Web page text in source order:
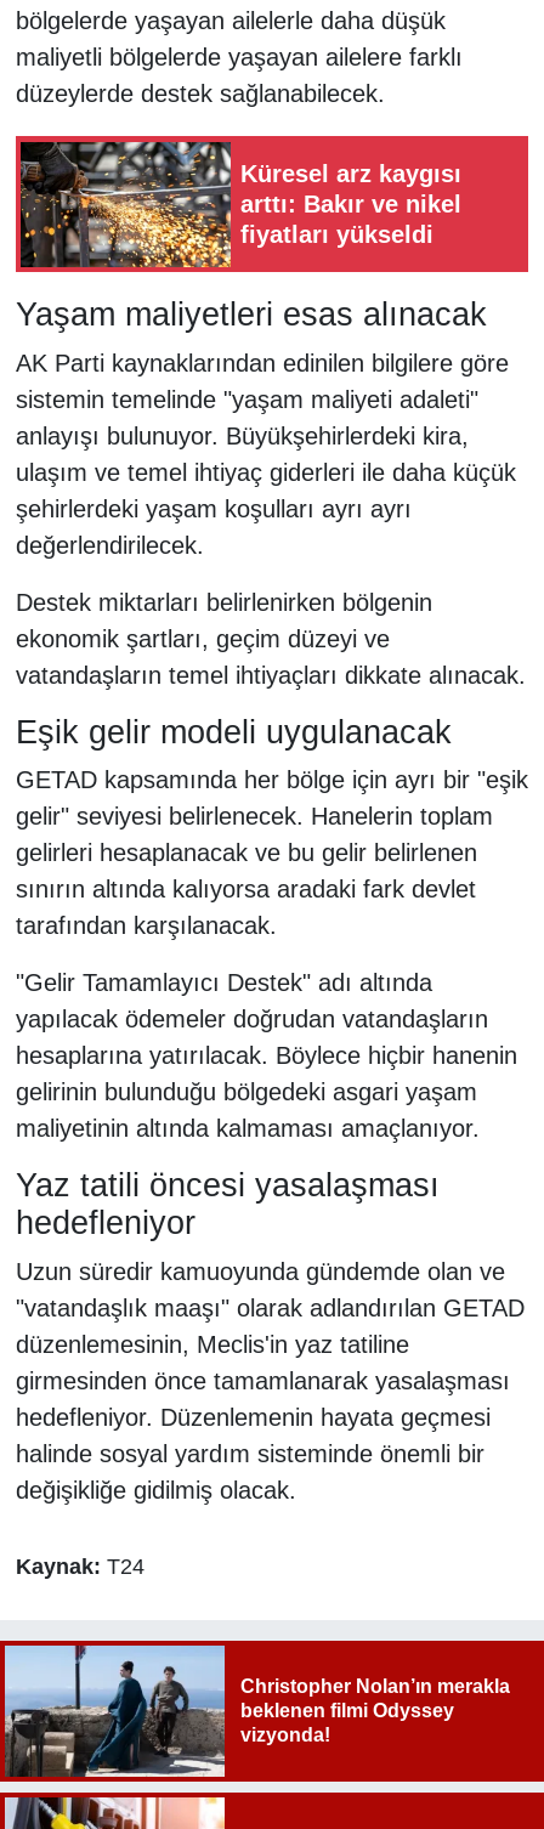
bölgelerde yaşayan ailelerle daha düşük
maliyetli bölgelerde yaşayan ailelere farklı
düzeylerde destek sağlanabilecek.
Küresel arz kaygısı
arttı: Bakır ve nikel
fiyatları yükseldi
Yaşam maliyetleri esas alınacak
AK Parti kaynaklarından edinilen bilgilere göre
sistemin temelinde "yaşam maliyeti adaleti"
anlayışı bulunuyor. Büyükşehirlerdeki kira,
ulaşım ve temel ihtiyaç giderleri ile daha küçük
şehirlerdeki yaşam koşulları ayrı ayrı
değerlendirilecek.
Destek miktarları belirlenirken bölgenin
ekonomik şartları, geçim düzeyi ve
vatandaşların temel ihtiyaçları dikkate alınacak.
Eşik gelir modeli uygulanacak
GETAD kapsamında her bölge için ayrı bir "eşik
gelir" seviyesi belirlenecek. Hanelerin toplam
gelirleri hesaplanacak ve bu gelir belirlenen
sınırın altında kalıyorsa aradaki fark devlet
tarafından karşılanacak.
"Gelir Tamamlayıcı Destek" adı altında
yapılacak ödemeler doğrudan vatandaşların
hesaplarına yatırılacak. Böylece hiçbir hanenin
gelirinin bulunduğu bölgedeki asgari yaşam
maliyetinin altında kalmaması amaçlanıyor.
Yaz tatili öncesi yasalaşması
hedefleniyor
Uzun süredir kamuoyunda gündemde olan ve
"vatandaşlık maaşı" olarak adlandırılan GETAD
düzenlemesinin, Meclis'in yaz tatiline
girmesinden önce tamamlanarak yasalaşması
hedefleniyor. Düzenlemenin hayata geçmesi
halinde sosyal yardım sisteminde önemli bir
değişikliğe gidilmiş olacak.
Kaynak: T24
Christopher Nolan’ın merakla
beklenen filmi Odyssey
vizyonda!